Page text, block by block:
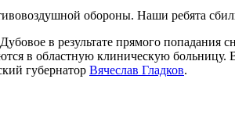
обороны. Наши ребята
в результате прямого попадания
в областную клиническую больницу.
губернатор Вячеслав Гладков.